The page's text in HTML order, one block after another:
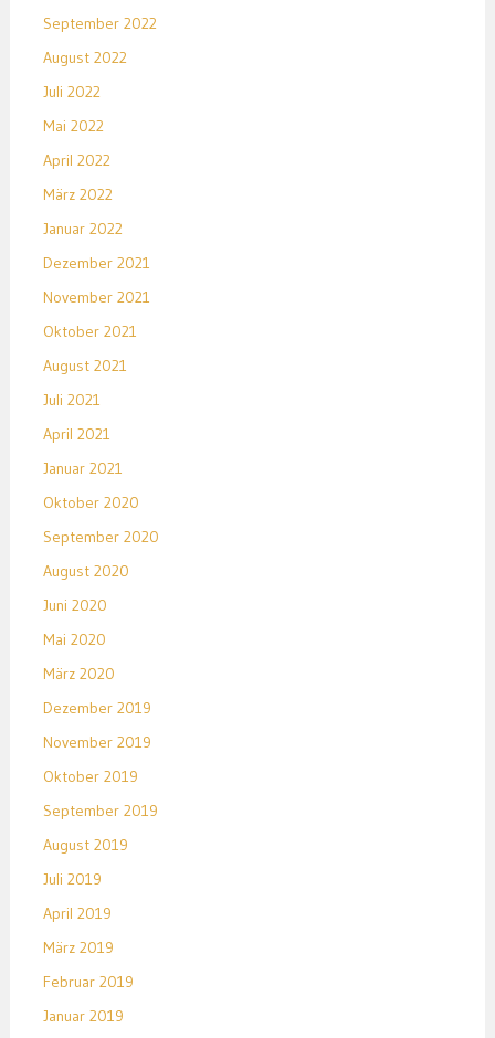
September 2022
August 2022
Juli 2022
Mai 2022
April 2022
März 2022
Januar 2022
Dezember 2021
November 2021
Oktober 2021
August 2021
Juli 2021
April 2021
Januar 2021
Oktober 2020
September 2020
August 2020
Juni 2020
Mai 2020
März 2020
Dezember 2019
November 2019
Oktober 2019
September 2019
August 2019
Juli 2019
April 2019
März 2019
Februar 2019
Januar 2019